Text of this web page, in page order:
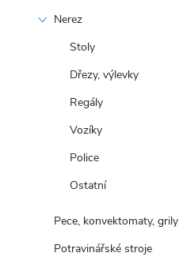
Nerez
Stoly
Dřezy, výlevky
Regály
Vozíky
Police
Ostatní
Pece, konvektomaty, grily
Potravinářské stroje